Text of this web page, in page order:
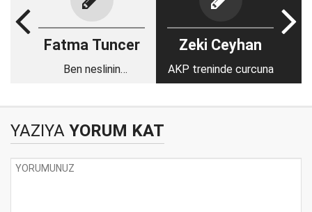
Fatma Tuncer
Ben neslinin
Zeki Ceyhan
AKP treninde curcuna
YAZIYA YORUM KAT